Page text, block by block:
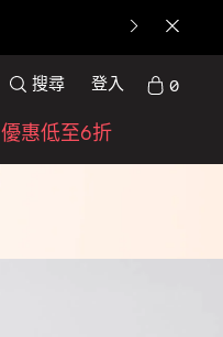
優惠低至6折
搜尋 登入 0